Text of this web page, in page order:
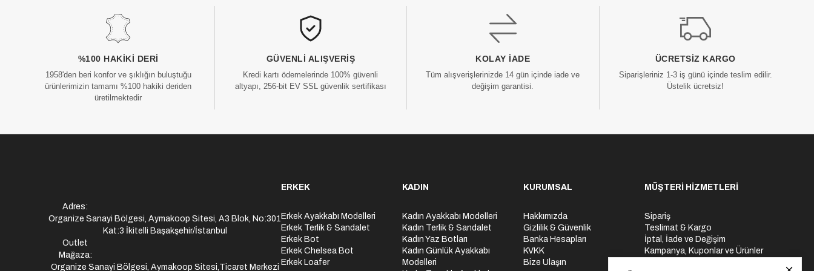
%100 HAKIKI DERI
1958'den beri konfor ve şıklığın buluştuğu
ürünlerimizin tamamı %100 hakiki deriden
üretilmektedir
GÜVENLI ALIŞVERIŞ
Kredi kartı ödemelerinde 100% güvenli
altyapı, 256-bit EV SSL güvenlik sertifikası
KOLAY İADE
Tüm alışverişlerinizde 14 gün içinde iade ve
değişim garantisi.
ÜCRETSIZ KARGO
Siparişleriniz 1-3 iş günü içinde teslim edilir.
Üstelik ücretsiz!
Adres:
Organize Sanayi Bölgesi, Aymakoop Sitesi, A3 Blok, No:301
Kat:3 İkitelli Başakşehir/İstanbul
Outlet
Mağaza:
Organize Sanayi Bölgesi, Aymakoop Sitesi,Ticaret Merkezi
ERKEK
Erkek Ayakkabı Modelleri
Erkek Terlik & Sandalet
Erkek Bot
Erkek Chelsea Bot
Erkek Loafer
KADIN
Kadın Ayakkabı Modelleri
Kadın Terlik & Sandalet
Kadın Yaz Botları
Kadın Günlük Ayakkabı
Modelleri
KURUMSAL
Hakkımızda
Gizlilik & Güvenlik
Banka Hesapları
KVKK
Bize Ulaşın
MÜŞTERİ HİZMETLERİ
Sipariş
Teslimat & Kargo
İptal, İade ve Değişim
Kampanya, Kuponlar ve Ürünler